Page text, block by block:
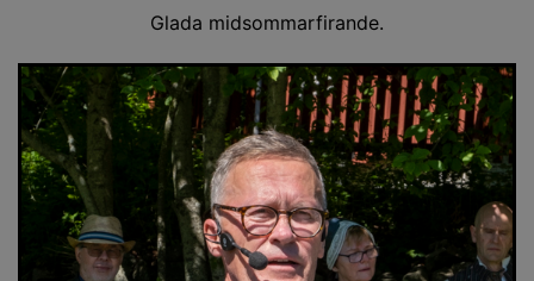
Glada midsommarfirande.